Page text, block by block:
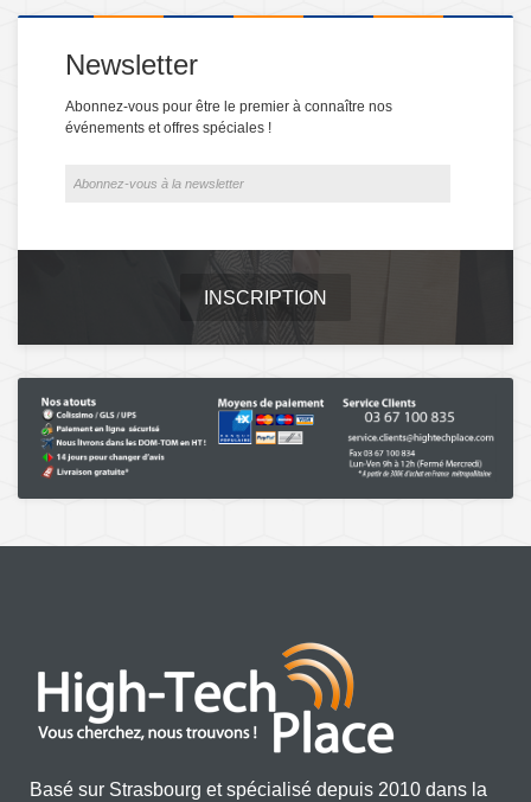
Newsletter
Abonnez-vous pour être le premier à connaître nos
événements et offres spéciales !
INSCRIPTION
Basé sur Strasbourg et spécialisé depuis 2010 dans la